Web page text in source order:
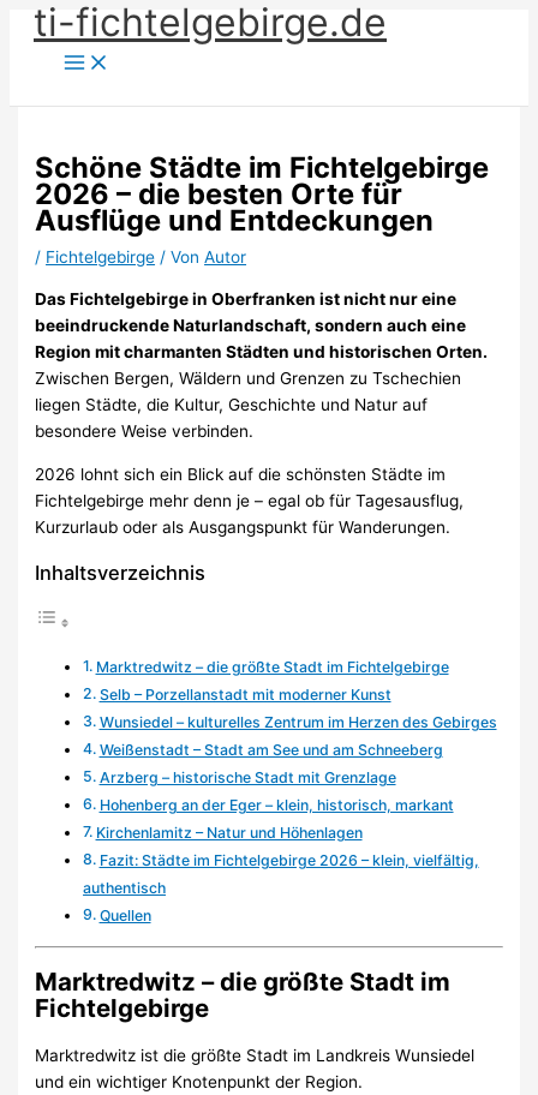
Zum
Inhalt
springen
ti-fichtelgebirge.de
Schöne Städte im Fichtelgebirge
2026 – die besten Orte für
Ausflüge und Entdeckungen
/ Fichtelgebirge / VonAutor
Das Fichtelgebirge in Oberfranken ist nicht nur eine
beeindruckende Naturlandschaft, sondern auch eine
Region mit charmanten Städten und historischen Orten.
Zwischen Bergen, Wäldern und Grenzen zu Tschechien
liegen Städte, die Kultur, Geschichte und Natur auf
besondere Weise verbinden.
2026 lohnt sich ein Blick auf die schönsten Städte im
Fichtelgebirge mehr denn je – egal ob für Tagesausflug,
Kurzurlaub oder als Ausgangspunkt für Wanderungen.
Inhaltsverzeichnis
Marktredwitz – die größte Stadt im Fichtelgebirge
Selb – Porzellanstadt mit moderner Kunst
Wunsiedel – kulturelles Zentrum im Herzen des Gebirges
Weißenstadt – Stadt am See und am Schneeberg
Arzberg – historische Stadt mit Grenzlage
Hohenberg an der Eger – klein, historisch, markant
Kirchenlamitz – Natur und Höhenlagen
Fazit: Städte im Fichtelgebirge 2026 – klein, vielfältig,
authentisch
Quellen
Marktredwitz – die größte Stadt im
Fichtelgebirge
Marktredwitz ist die größte Stadt im Landkreis Wunsiedel
und ein wichtiger Knotenpunkt der Region.